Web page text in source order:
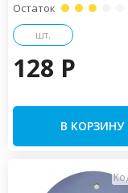
Остаток
шт.
128 P
В КОРЗИНУ